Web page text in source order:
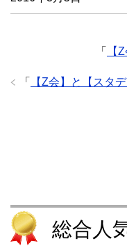
「 【
「 【Z会】と【スタ
総合人